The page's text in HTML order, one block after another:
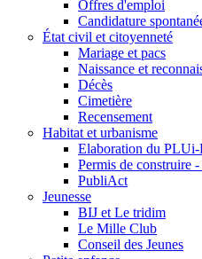
Offres d'emploi
Candidature
État civil et citoyenneté
Mariage et pacs
Naissance et
Décès
Cimetière
Recensement
Habitat et urbanisme
Elaboration du PLUi-
Permis de construire
PubliAct
Jeunesse
BIJ et Le tridim
Le Mille Club
Conseil des Jeunes